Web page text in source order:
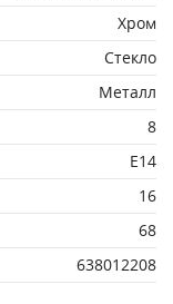
Хром
Стекло
Металл
8
E14
16
68
638012208